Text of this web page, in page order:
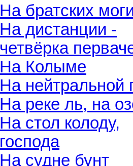
На братских
На дистанции -
четвёрка
На Колыме
На нейтральной
На реке ль, на
На стол колоду,
господа
На судне бунт